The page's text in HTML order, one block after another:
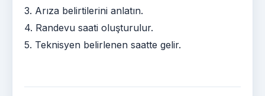
3. Arıza belirtilerini anlatın.
4. Randevu saati oluşturulur.
5. Teknisyen belirlenen saatte gelir.